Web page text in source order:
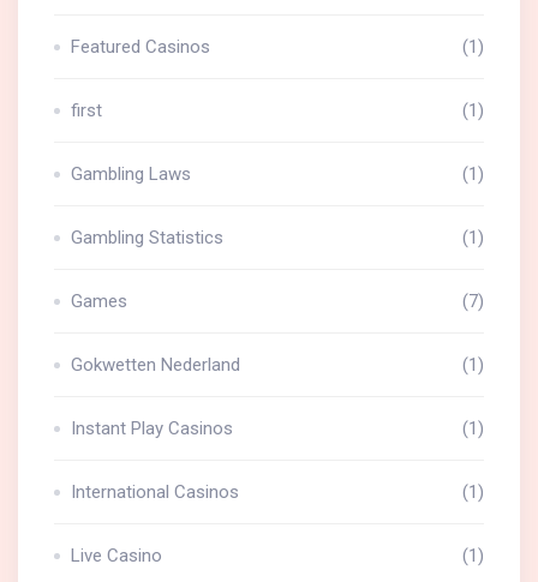
Featured Casinos (1)
first (1)
Gambling Laws (1)
Gambling Statistics (1)
Games (7)
Gokwetten Nederland (1)
Instant Play Casinos (1)
International Casinos (1)
Live Casino (1)